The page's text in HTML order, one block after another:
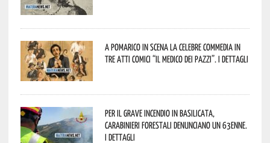
A Pomarico in scena la celebre commedia in
tre atti comici “Il medico dei pazzi”. I dettagli
Per il grave incendio in Basilicata,
Carabinieri forestali denunciano un 63enne.
I dettagli